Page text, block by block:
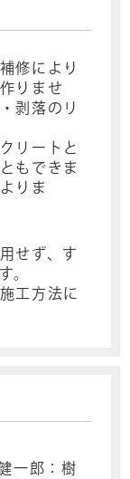
修により
りませ
剥落のリ
リートと
もできま
りま
せず、す
。
工方法に
一郎：樹